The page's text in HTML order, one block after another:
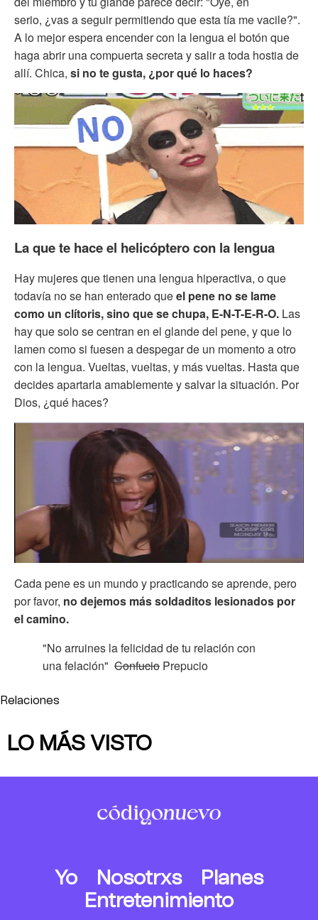
serio, ¿vas a seguir permitiendo que esta tía me vacile?".
A lo mejor espera encender con la lengua el botón que
haga abrir una compuerta secreta y salir a toda hostia de
allí. Chica, si no te gusta, ¿por qué lo haces?
La que te hace el helicóptero con la lengua
Hay mujeres que tienen una lengua hiperactiva, o que
todavía no se han enterado queel pene no se lame
como un clítoris, sino que se chupa, E-N-T-E-R-O. Las
hay que solo se centran en el glande del pene, y que lo
lamen como si fuesen a despegar de un momento a otro
con la lengua. Vueltas, vueltas, y más vueltas. Hasta que
decides apartarla amablemente y salvar la situación. Por
Dios, ¿qué haces?
Cada pene es un mundo y practicando se aprende, pero
por favor, no dejemos más soldaditos lesionados por
el camino.
"No arruines la felicidad de tu relación con
una felación" Confucio Prepucio
Relaciones
LO MÁS VISTO
Yo Nosotrxs
Planes
Entretenimiento